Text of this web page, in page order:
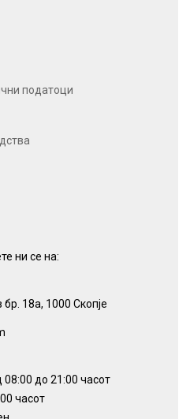
податоци
ни се на:
18а, 1000 Скопје
до 21:00 часот
часот